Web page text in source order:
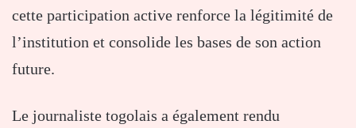
cette participation active renforce la légitimité de
l’institution et consolide les bases de son action
future.
Le journaliste togolais a également rendu